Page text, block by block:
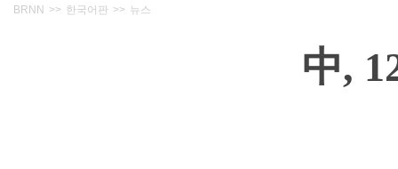
BRNN >> 한국어판 >> 뉴스
中,